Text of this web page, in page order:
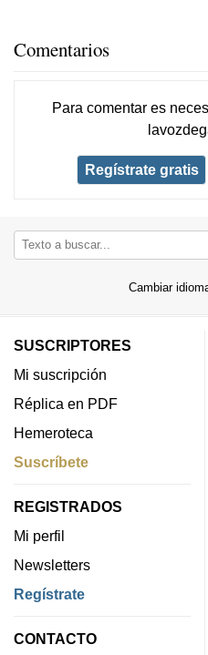
Comentarios
Para comentar es
Regístrate gratis
Cambiar
SUSCRIPTORES
Mi suscripción
Réplica en PDF
Hemeroteca
Suscríbete
REGISTRADOS
Mi perfil
Newsletters
Regístrate
CONTACTO